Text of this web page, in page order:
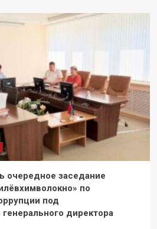
очередное заседание
по
под
директора